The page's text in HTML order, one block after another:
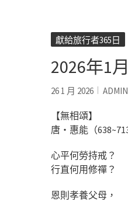
獻給旅行者365日
2026年1
26 1 月 2026 ADMIN
【無相頌】
唐‧惠能（638~713
心平何勞持戒？
行直何用修禪？
恩則孝養父母，